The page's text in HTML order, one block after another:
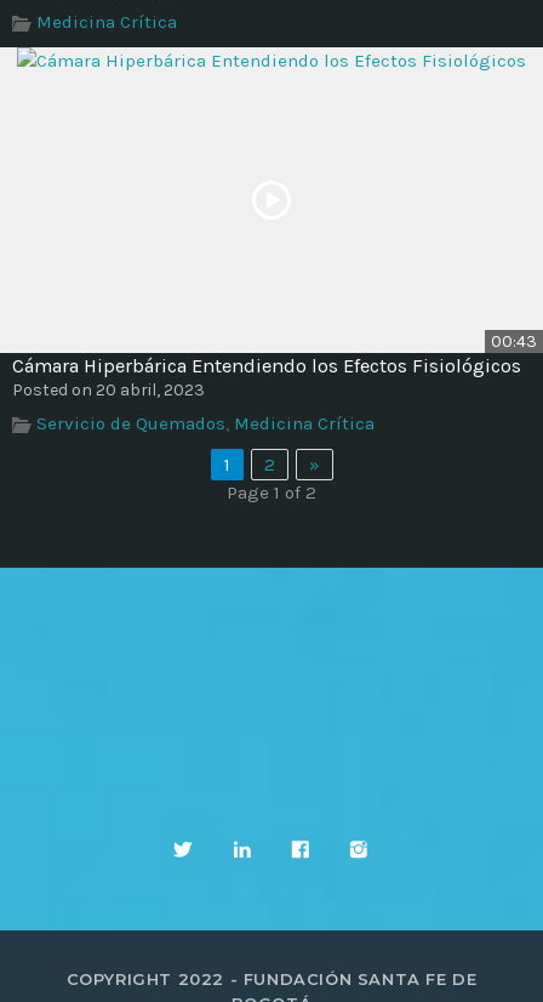
Medicina Crítica
00:43
Cámara Hiperbárica Entendiendo los Efectos Fisiológicos
Posted on 20 abril, 2023
Servicio de Quemados, Medicina Crítica
1
2
»
Page 1 of 2
COPYRIGHT 2022 - FUNDACIÓN SANTA FE DE